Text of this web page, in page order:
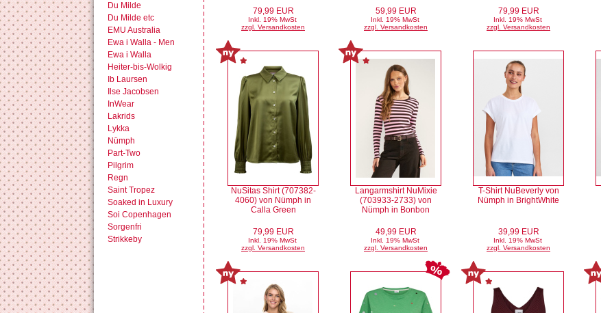
Du Milde
Du Milde etc
EMU Australia
Ewa i Walla - Men
Ewa i Walla
Heiter-bis-Wolkig
Ib Laursen
Ilse Jacobsen
InWear
Lakrids
Lykka
Nümph
Part-Two
Pilgrim
Regn
Saint Tropez
Soaked in Luxury
Soi Copenhagen
Sorgenfri
Strikkeby
79,99 EUR
Inkl. 19% MwSt
zzgl. Versandkosten
59,99 EUR
Inkl. 19% MwSt
zzgl. Versandkosten
79,99 EUR
Inkl. 19% MwSt
zzgl. Versandkosten
NuSitas Shirt (707382-
4060) von Nümph in
Calla Green
79,99 EUR
Inkl. 19% MwSt
zzgl. Versandkosten
Langarmshirt NuMixie
(703933-2733) von
Nümph in Bonbon
49,99 EUR
Inkl. 19% MwSt
zzgl. Versandkosten
T-Shirt NuBeverly von
Nümph in BrightWhite
39,99 EUR
Inkl. 19% MwSt
zzgl. Versandkosten